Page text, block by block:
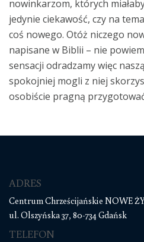
nowinkarzom, których
jedynie ciekawość, czy na
coś nowego. Otóż niczego
napisane w Biblii – nie
sensacji odradzamy więc
spokojniej mogli z niej
osobiście pragną
ADRES
Centrum Chrześcijańskie NOWE
ul. Olszyńska 37, 80-734 Gdańsk
TELEFON